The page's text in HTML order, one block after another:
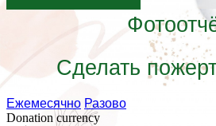
Сделать
Ежемесячно Разово
Donation currency